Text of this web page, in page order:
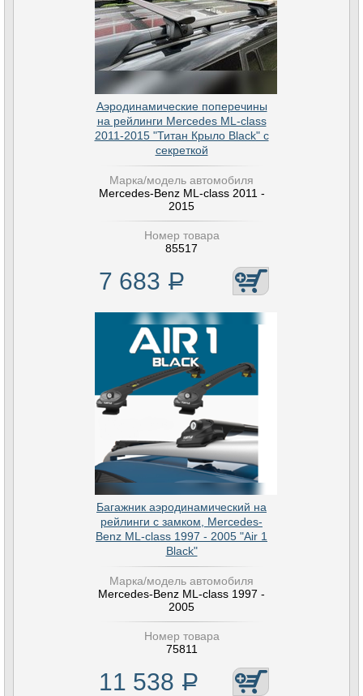
Аэродинамические поперечины
на рейлинги Mercedes ML-class
2011-2015 "Титан Крыло Black" с
секреткой
Марка/модель автомобиля
Mercedes-Benz ML-class 2011 -
2015
Номер товара
85517
7 683 Р
Багажник аэродинамический на
рейлинги с замком, Mercedes-
Benz ML-class 1997 - 2005 "Air 1
Black"
Марка/модель автомобиля
Mercedes-Benz ML-class 1997 -
2005
Номер товара
75811
11 538 Р